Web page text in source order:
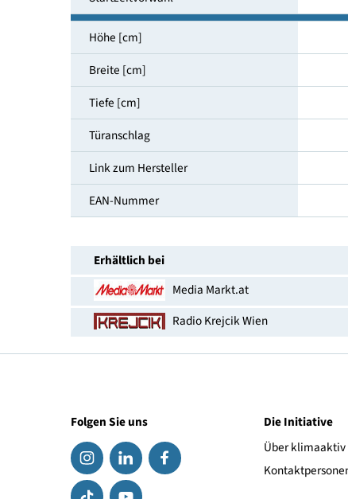
Vollwasserschutz
Beladungserkennung [ja/nein]
Startzeitvorwahl
Höhe [cm]
Breite [cm]
Tiefe [cm]
Türanschlag
Link zum Hersteller
EAN-Nummer
Media Markt.at